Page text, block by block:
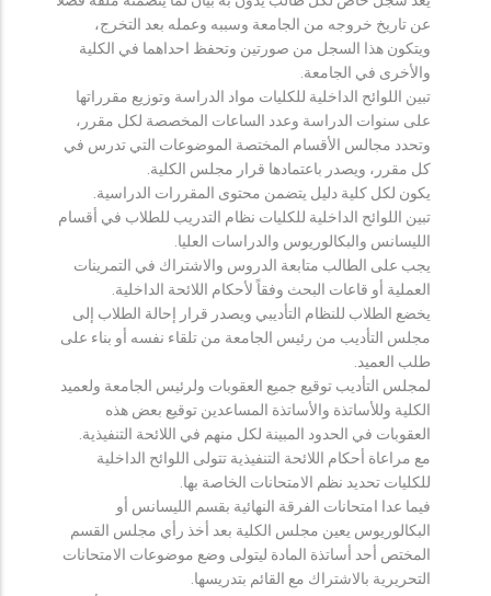
عن تاريخ خروجه من الجامعة وسببه وعمله بعد التخرج،
ويتكون هذا السجل من صورتين وتحفظ احداهما في الكلية
والأخرى في الجامعة.
تبين اللوائح الداخلية للكليات مواد الدراسة وتوزيع مقرراتها
على سنوات الدراسة وعدد الساعات المخصصة لكل مقرر،
وتحدد مجالس الأقسام المختصة الموضوعات التي تدرس في
كل مقرر، ويصدر باعتمادها قرار مجلس الكلية.
يكون لكل كلية دليل يتضمن محتوى المقررات الدراسية.
تبين اللوائح الداخلية للكليات نظام التدريب للطلاب في أقسام
الليسانس والبكالوريوس والدراسات العليا.
يجب على الطالب متابعة الدروس والاشتراك في التمرينات
العملية أو قاعات البحث وفقاً لأحكام اللائحة الداخلية.
يخضع الطلاب للنظام التأديبي ويصدر قرار إحالة الطلاب إلى
مجلس التأديب من رئيس الجامعة من تلقاء نفسه أو بناء على
طلب العميد.
لمجلس التأديب توقيع جميع العقوبات ولرئيس الجامعة ولعميد
الكلية وللأساتذة والأساتذة المساعدين توقيع بعض هذه
العقوبات في الحدود المبينة لكل منهم في اللائحة التنفيذية.
مع مراعاة أحكام اللائحة التنفيذية تتولى اللوائح الداخلية
للكليات تحديد نظم الامتحانات الخاصة بها.
فيما عدا امتحانات الفرقة النهائية بقسم الليسانس أو
البكالوريوس يعين مجلس الكلية بعد أخذ رأي مجلس القسم
المختص أحد أساتذة المادة ليتولى وضع موضوعات الامتحانات
التحريرية بالاشتراك مع القائم بتدريسها.